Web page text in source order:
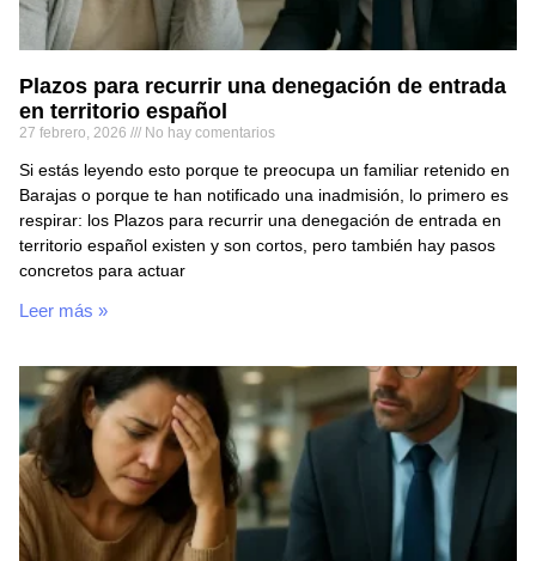
Plazos para recurrir una denegación de entrada
en territorio español
27 febrero, 2026 No hay comentarios
Si estás leyendo esto porque te preocupa un familiar retenido en
Barajas o porque te han notificado una inadmisión, lo primero es
respirar: los Plazos para recurrir una denegación de entrada en
territorio español existen y son cortos, pero también hay pasos
concretos para actuar
Leer más »